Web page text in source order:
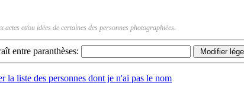
et/ou idées de certaines des personnes photographiées.
entre paranthèses:
la liste des personnes dont je n'ai pas le nom